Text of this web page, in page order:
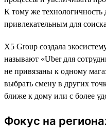
К тому же технологичность
привлекательным для
X5 Group создала
называют «Uber для
не привязаны к одному
выбрать смену в других
ближе к дому или с более
Фокус на